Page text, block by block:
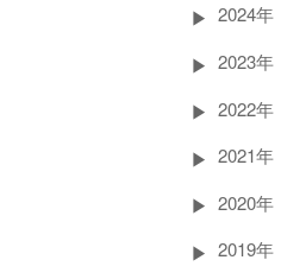
2024年
2023年
2022年
2021年
2020年
2019年